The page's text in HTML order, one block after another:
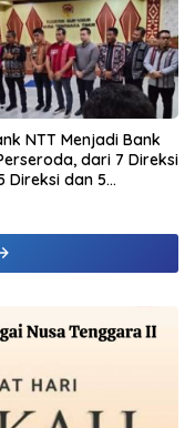
Kurban
NTT Menjadi Bank
dari 7 Direksi
Direksi dan 5